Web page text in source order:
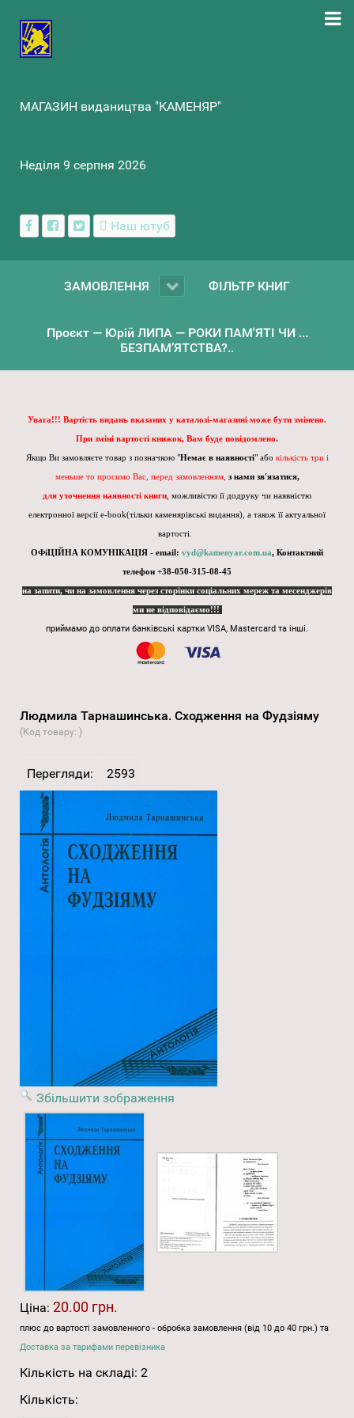
МАГАЗИН видаництва "КАМЕНЯР"
Неділя 9 серпня 2026
Наш ютуб
ЗАМОВЛЕННЯ ФІЛЬТР КНИГ
Проєкт — Юрій ЛИПА — РОКИ ПАМ'ЯТІ ЧИ ...
БЕЗПАМ’ЯТСТВА?..
Увага!!! Вартість видань вказаних у каталозі-магазині може бути змінено.
При зміні вартості книжок, Вам буде повідомлено.
Якщо Ви замовляєте товар з позначкою "Немає в наявності" або кількість три і
меньше то просимо Вас, перед замовленням, з нами зв'язатися,
для уточнення наявності книги , можливістю її додруку чи наявністю
електронної версії e-book(тільки каменярівські видання), а також її актуальної
вартості.
ОФіЦІЙНА КОМУНІКАЦІЯ - email: vyd@kamenyar.com.ua, Контактний
телефон +38-050-315-08-45
на запити, чи на замовлення через сторінки соціальних мереж та месенджерів
ми не відповідаємо!!!
приймамо до оплати банківські картки VISA, Mastercard та інші.
Людмила Тарнашинська. Сходження на Фудзіяму
(Код товару: )
Перегляди: 2593
Збільшити зображення
Ціна: 20.00 грн.
плюс до вартості замовленного - обробка замовлення (від 10 до 40 грн.) та
Доставка за тарифами перевізника
Кількість на складі: 2
Кількість: